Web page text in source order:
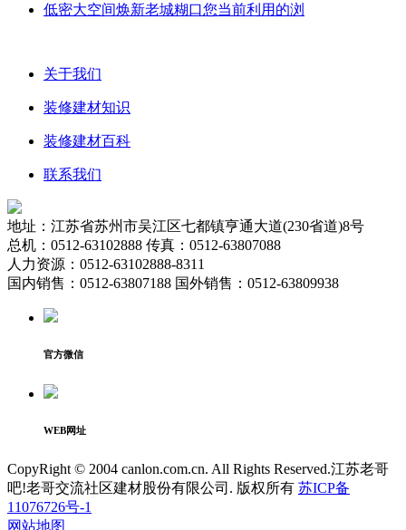
低密大空间焕新老城糊口您当前利用的浏
关于我们
装修建材知识
装修建材百科
联系我们
地址：江苏省苏州市吴江区七都镇亨通大道(230省道)8号
总机：0512-63102888 传真：0512-63807088
人力资源：0512-63102888-8311
国内销售：0512-63807188 国外销售：0512-63809938
官方微信
WEB网址
CopyRight © 2004 canlon.com.cn. All Rights Reserved.江苏老哥
吧!老哥交流社区建材股份有限公司. 版权所有 苏ICP备
11076726号-1
网站地图